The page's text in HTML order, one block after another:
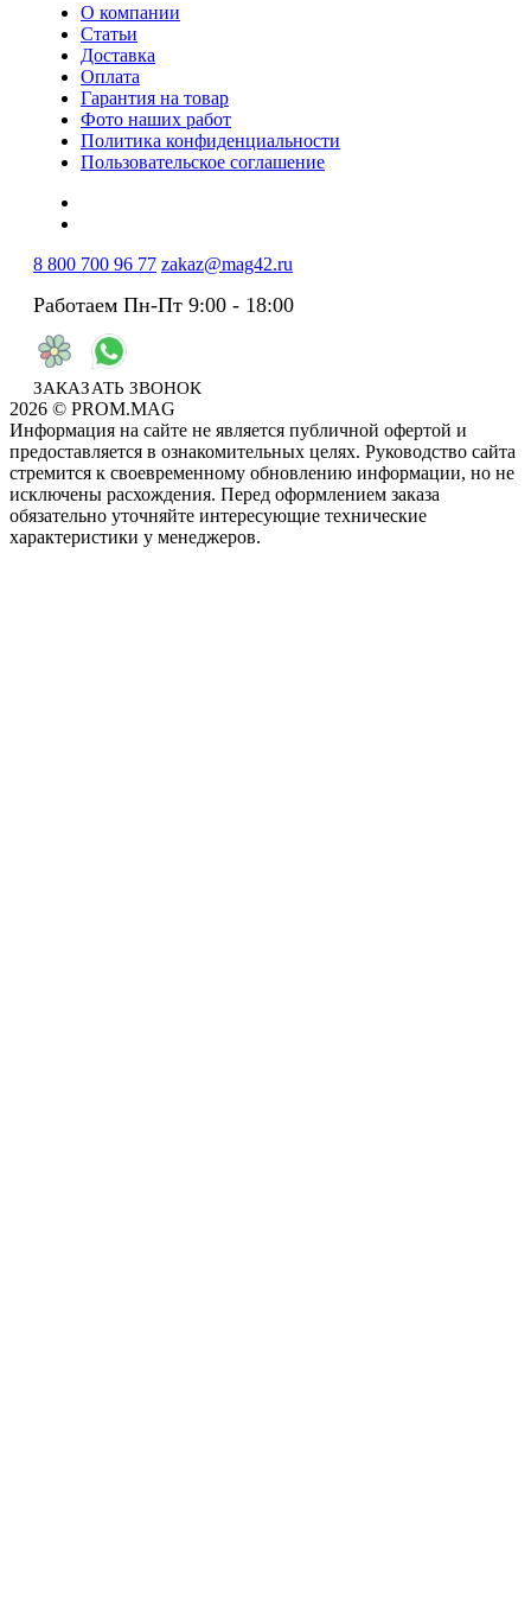
О компании
Статьи
Доставка
Оплата
Гарантия на товар
Фото наших работ
Политика конфиденциальности
Пользовательское соглашение
8 800 700 96 77 zakaz@mag42.ru
Работаем Пн-Пт 9:00 - 18:00
ЗАКАЗАТЬ ЗВОНОК
2026 © PROM.MAG
Информация на сайте не является публичной офертой и
предоставляется в ознакомительных целях. Руководство сайта
стремится к своевременному обновлению информации, но не
исключены расхождения. Перед оформлением заказа
обязательно уточняйте интересующие технические
характеристики у менеджеров.